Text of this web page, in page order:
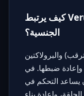
كيف يرتبط Veru One بهرمونات النشوة
الجنسية؟
والبرولاكتين
وإعادة ضبطها. في
يساعد التحكم في